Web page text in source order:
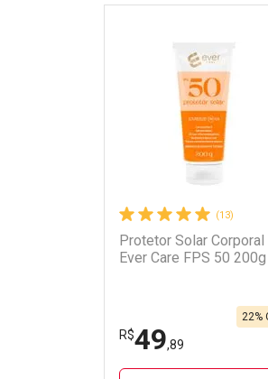
(13)
Protetor Solar Corporal
Ever Care FPS 50 200g
R$49,89
22%